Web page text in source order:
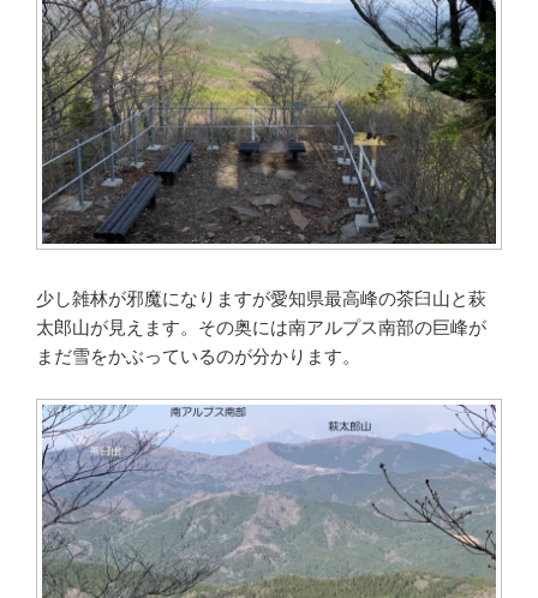
少し雑林が邪魔になりますが愛知県最高峰の茶臼山と萩
太郎山が見えます。その奥には南アルプス南部の巨峰が
まだ雪をかぶっているのが分かります。